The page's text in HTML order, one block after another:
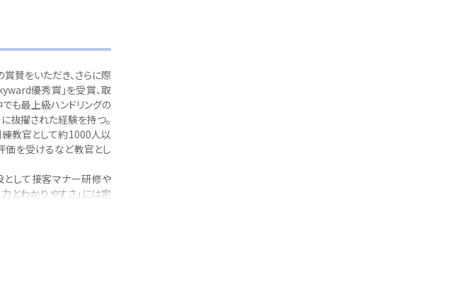
賛をいただき、さらに際
優秀賞」を受賞、取
も最上級ハンドリングの
抜擢された経験を持つ。
教官として約1000人以
価を受けるなど教官とし
して接客マナー研修や
とわかりやすさ」には定